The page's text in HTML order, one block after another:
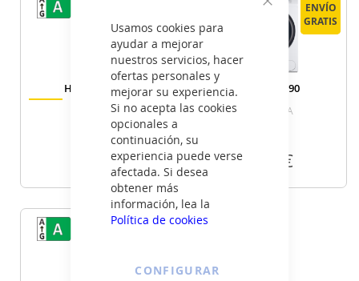
Cerrar
Usamos cookies para
ayudar a mejorar
nuestros servicios, hacer
ofertas personales y
mejorar su experiencia.
Si no acepta las cookies
opcionales a
continuación, su
experiencia puede verse
afectada. Si desea
obtener más
información, lea la
Política de cookies
CONFIGURAR
Haier HW110
BP14929A
VER DETALLE
385
€
ENVÍO
GRATIS
ENVÍO
GRATIS
Haier HW90
BP14929A
365€